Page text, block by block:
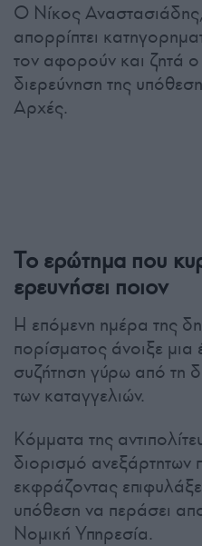
Ο Νίκος
απορρίπτει
τον αφορούν και ζητά ο
διερεύνηση της
Αρχές.
Το ερώτημα που
ερευνήσει ποιον
Η επόμενη ημέρα της
πορίσματος άνοιξε μια
συζήτηση γύρω από τη
των καταγγελιών.
Κόμματα της
διορισμό ανεξάρτητων
εκφράζοντας
υπόθεση να περάσει
Νομική Υπηρεσία.